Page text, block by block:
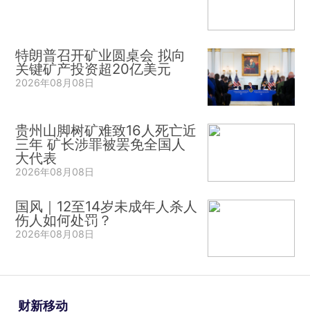
特朗普召开矿业圆桌会 拟向
关键矿产投资超20亿美元
2026年08月08日
贵州山脚树矿难致16人死亡近
三年 矿长涉罪被罢免全国人
大代表
2026年08月08日
国风｜12至14岁未成年人杀人
伤人如何处罚？
2026年08月08日
财新移动